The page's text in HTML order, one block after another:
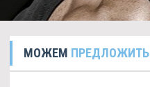
МОЖЕМ ПРЕДЛОЖИТЬ